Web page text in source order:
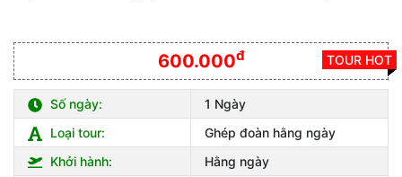
600.000đ TOUR HOT
Số ngày:
1 Ngày
Loại tour:
Ghép đoàn hằng ngày
Khởi hành:
Hằng ngày